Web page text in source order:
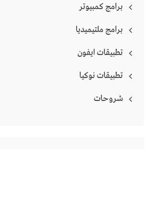
برامج كمبيوتر
برامج ملتيميديا
تطبيقات ايفون
تطبيقات نوكيا
شروحات